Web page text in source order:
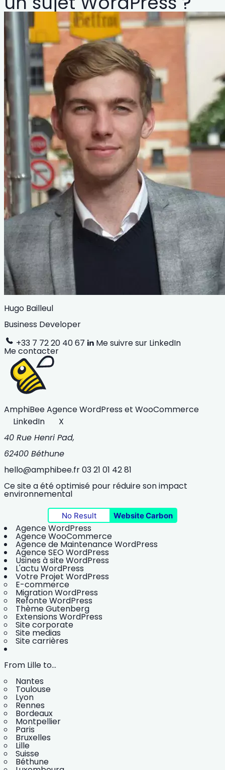
Hugo Bailleul
Business Developer
+33 7 72 20 40 67
Me suivre sur LinkedIn
Me contacter
AmphiBeeAgence WordPress et WooCommerce
LinkedIn
X
40 Rue Henri Pad,
62400 Béthune
hello@amphibee.fr03 21 01 42 81
Ce site a été optimisé pour réduire son impact
environnemental
No Result Website Carbon
Agence WordPress
Agence WooCommerce
Agence de Maintenance WordPress
Agence SEO WordPress
Usines à site WordPress
L'actu WordPress
Votre Projet WordPress
E-commerce
Migration WordPress
Refonte WordPress
Thème Gutenberg
Extensions WordPress
Site corporate
Site medias
Site carrières
From Lille to...
Nantes
Toulouse
Lyon
Rennes
Bordeaux
Montpellier
Paris
Bruxelles
Lille
Suisse
Béthune